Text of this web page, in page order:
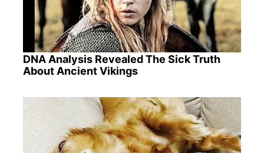
DNA Analysis Revealed The Sick Truth
About Ancient Vikings